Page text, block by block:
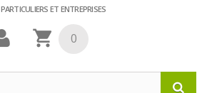
PARTICULIERS ET ENTREPRISES
0